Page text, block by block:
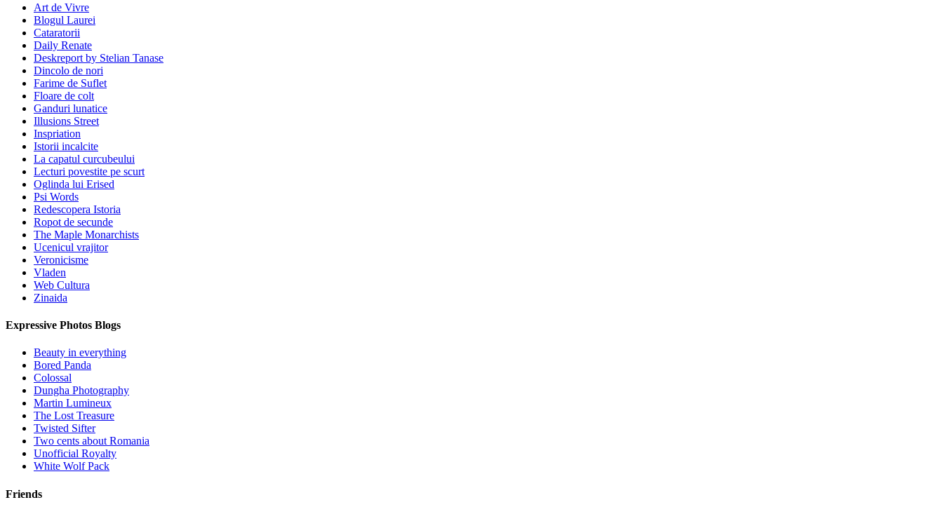
Art de Vivre
Blogul Laurei
Cataratorii
Daily Renate
Deskreport by Stelian Tanase
Dincolo de nori
Farime de Suflet
Floare de colt
Ganduri lunatice
Illusions Street
Inspriation
Istorii incalcite
La capatul curcubeului
Lecturi povestite pe scurt
Oglinda lui Erised
Psi Words
Redescopera Istoria
Ropot de secunde
The Maple Monarchists
Ucenicul vrajitor
Veronicisme
Vladen
Web Cultura
Zinaida
Expressive Photos Blogs
Beauty in everything
Bored Panda
Colossal
Dungha Photography
Martin Lumineux
The Lost Treasure
Twisted Sifter
Two cents about Romania
Unofficial Royalty
White Wolf Pack
Friends